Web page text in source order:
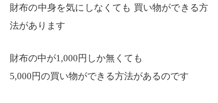
財布の中身を気にしなくても 買い物ができる方
法があります
財布の中が1,000円しか無くても
5,000円の買い物ができる方法があるのです